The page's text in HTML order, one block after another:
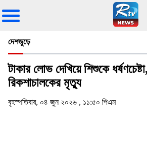
দেশজুড়ে
টাকার লোভ দেখিয়ে শিশুকে
রিকশাচালকের মৃত্যু
বৃহস্পতিবার, ০৪ জুন ২০২৬ , ১১:৫০ পিএম